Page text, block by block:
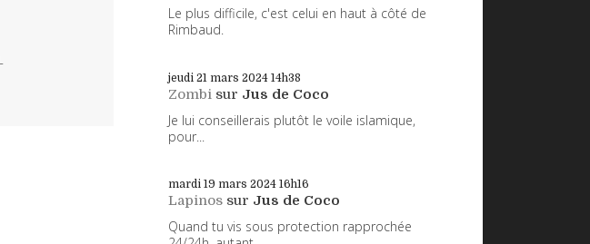
Le plus difficile, c'est celui en haut à côté de
Rimbaud.
jeudi 21 mars 2024 14h38
Zombi sur Jus de Coco
Je lui conseillerais plutôt le voile islamique,
pour...
mardi 19 mars 2024 16h16
Lapinos sur Jus de Coco
Quand tu vis sous protection rapprochée